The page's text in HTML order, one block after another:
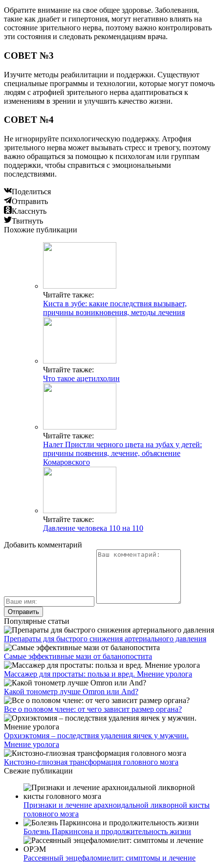
Обратите внимание на свое общее здоровье. Заболевания,
такие как диабет и гипертония, могут негативно влиять на
состояние зрительного нерва, поэтому важно контролировать
эти состояния и следовать рекомендациям врача.
СОВЕТ №3
Изучите методы реабилитации и поддержки. Существуют
специальные программы и технологии, которые могут помочь
людям с атрофией зрительного нерва адаптироваться к
изменениям в зрении и улучшить качество жизни.
СОВЕТ №4
Не игнорируйте психологическую поддержку. Атрофия
зрительного нерва может вызывать стресс и тревогу, поэтому
важно обращаться за помощью к психологам или группам
поддержки, чтобы справиться с эмоциональными
последствиями.
Поделиться
Отправить
Класснуть
Твитнуть
Похожие публикации
Читайте также:
Киста в зубе: какие последствия вызывает,
причины возникновения, методы лечения
Читайте также:
Что такое ацетилхолин
Читайте также:
Налет Пристли черного цвета на зубах у детей:
причины появения, лечение, объяснение
Комаровского
Читайте также:
Давление человека 110 на 110
Добавить комментарий
Популярные статьи
Препараты для быстрого снижения артериального давления
Самые эффективные мази от баланопостита
Массажер для простаты: польза и вред. Мнение уролога
Какой тонометр лучше Omron или And?
Все о половом члене: от чего зависит размер органа?
Орхиэктомия – последствия удаления яичек у мужчин.
Мнение уролога
Кистозно-глиозная трансформация головного мозга
Свежие публикации
Признаки и лечение арахноидальной ликворной кисты
головного мозга
Болезнь Паркинсона и продолжительность жизни
Рассеянный энцефаломиелит: симптомы и лечение